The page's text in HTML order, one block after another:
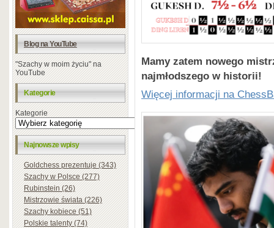
Blog na YouTube
"Szachy w moim życiu" na
YouTube
Kategorie
Kategorie
Najnowsze wpisy
Goldchess prezentuje (343)
Szachy w Polsce (277)
Rubinstein (26)
Mistrzowie świata (226)
Szachy kobiece (51)
Polskie talenty (74)
Mamy zatem nowego
najmłodszego w historii!
Więcej informacji na